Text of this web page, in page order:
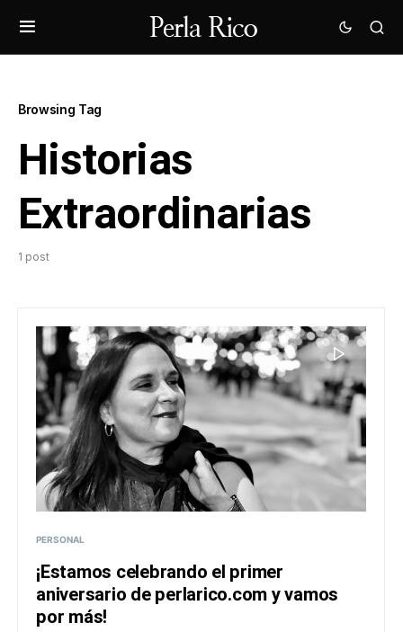
Browsing Tag
Historias
Extraordinarias
1 post
PERSONAL
¡Estamos celebrando el primer
aniversario de perlarico.com y vamos
por más!